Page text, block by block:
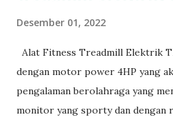
Desember 01, 2022
Alat Fitness Treadmill Elektrik
dengan motor power 4HP yang
pengalaman berolahraga yang
monitor yang sporty dan dengan